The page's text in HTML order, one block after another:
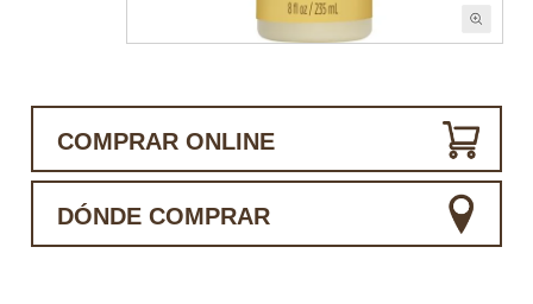
COMPRAR ONLINE
DÓNDE COMPRAR